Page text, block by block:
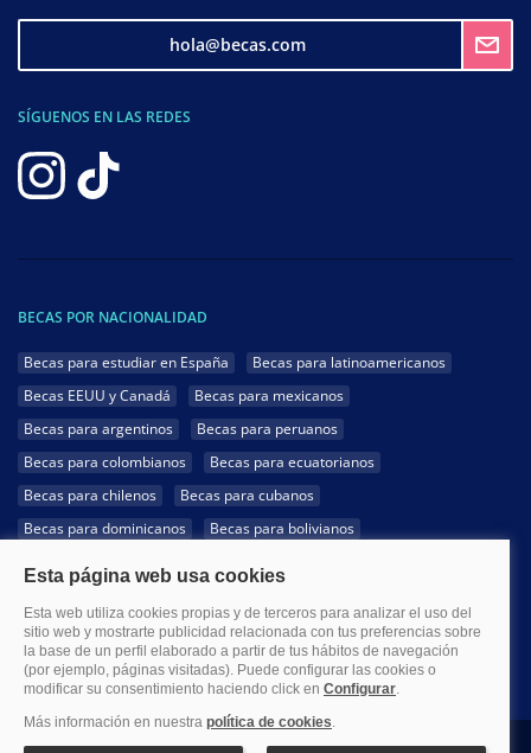
hola@becas.com
SÍGUENOS EN LAS REDES
BECAS POR NACIONALIDAD
Becas para estudiar en España
Becas para latinoamericanos
Becas EEUU y Canadá
Becas para mexicanos
Becas para argentinos
Becas para peruanos
Becas para colombianos
Becas para ecuatorianos
Becas para chilenos
Becas para cubanos
Becas para dominicanos
Becas para bolivianos
Becas para hondureños
Becas para paraguayos
Becas para uruguayos
Becas para salvadoreños
1999-2026 Becas.com @Todos los derechos reservados